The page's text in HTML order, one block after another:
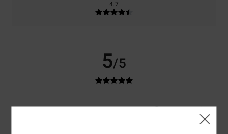
4.7
5/5
Annie-Claude3. luglio 2026
Acquisto verificato